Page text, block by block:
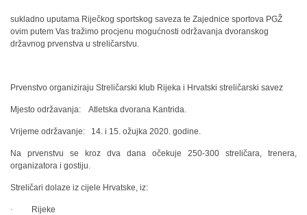
sukladno uputama Riječkog sportskog saveza te Zajednice sportova PGŽ
ovim putem Vas tražimo procjenu mogućnosti održavanja dvoranskog
državnog prvenstva u streličarstvu.
Prvenstvo organiziraju Streličarski klub Rijeka i Hrvatski streličarski savez
Mjesto održavanja: Atletska dvorana Kantrida.
Vrijeme održavanje: 14. i 15. ožujka 2020. godine.
Na prvenstvu se kroz dva dana očekuje 250-300 streličara, trenera,
organizatora i gostiju.
Streličari dolaze iz cijele Hrvatske, iz:
· Rijeke